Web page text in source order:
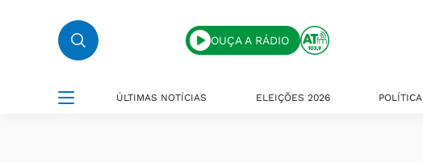
OUÇA A RÁDIO
ÚLTIMAS NOTÍCIAS ELEIÇÕES 2026 POLÍTICA